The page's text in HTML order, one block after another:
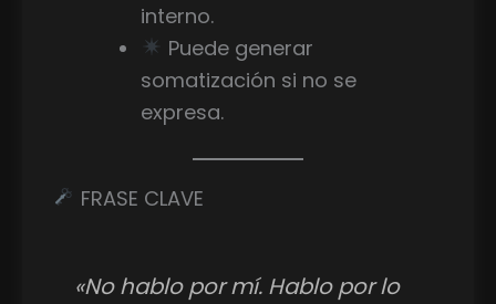
interno.
Puede generar
somatización si no se
expresa.
FRASE CLAVE
«No hablo por mí. Hablo por lo